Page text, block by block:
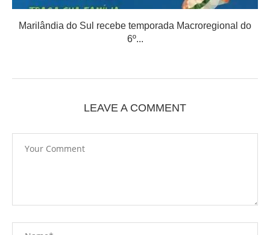
Marilândia do Sul recebe temporada Macroregional do
6º...
LEAVE A COMMENT